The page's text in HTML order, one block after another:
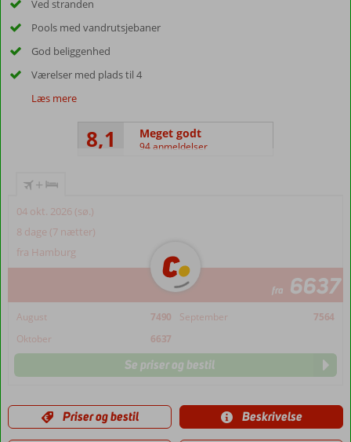
Ved stranden
Pools med vandrutsjebaner
God beliggenhed
Værelser med plads til 4
Læs mere
8,1 Meget godt
94 anmeldelser
+
04 okt. 2026 (sø.)
8 dage (7 nætter)
fra Hamburg
fra 6637
August 7490 September
7564
Oktober
6637
Se priser og bestil
Priser og bestil Beskrivelse